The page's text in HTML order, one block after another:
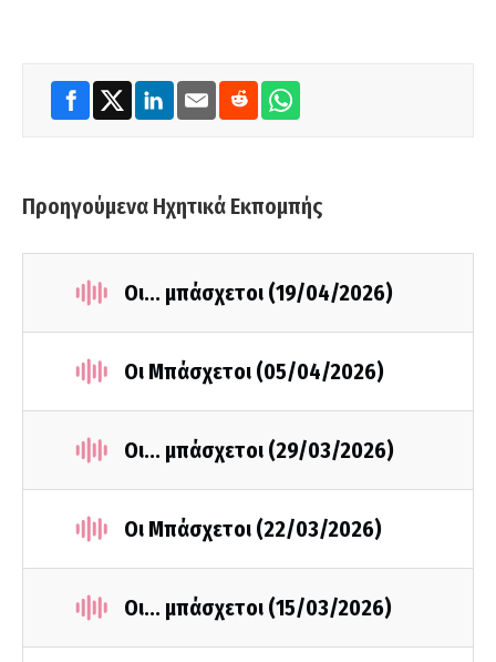
Προηγούμενα Ηχητικά Εκπομπής
Οι... μπάσχετοι (19/04/2026)
Οι Μπάσχετοι (05/04/2026)
Οι... μπάσχετοι (29/03/2026)
Οι Μπάσχετοι (22/03/2026)
Οι... μπάσχετοι (15/03/2026)